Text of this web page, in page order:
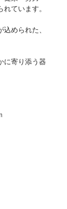
ています。
込められた、
に寄り添う器